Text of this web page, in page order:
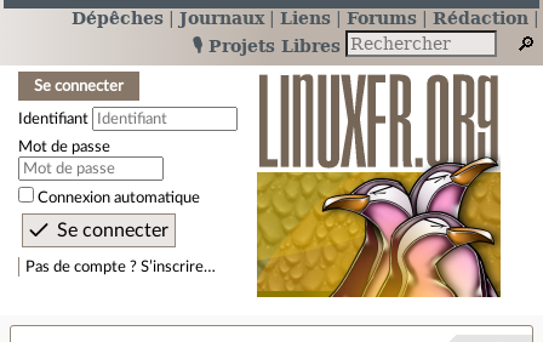
Dépêches Journaux Liens Forums
Rédaction
🎙️ Projets Libres
Se connecter
Identifiant
Mot de passe
Connexion automatique
Pas de compte ? S’inscrire…